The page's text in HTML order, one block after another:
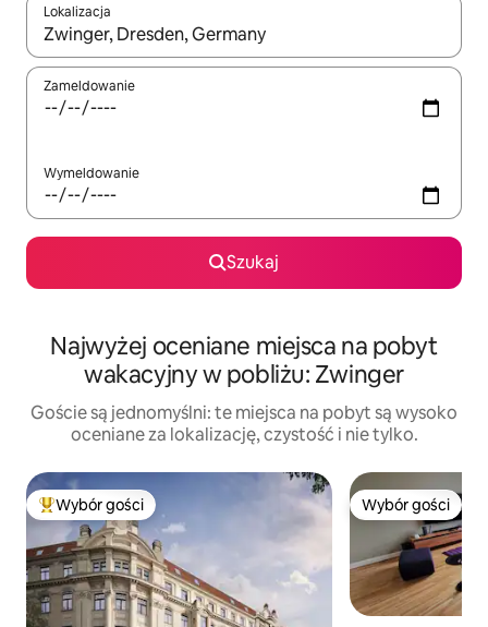
Lokalizacja
Gdy wyniki będą dostępne, możesz poruszać się po nich za
Zameldowanie
Wymeldowanie
Szukaj
Najwyżej oceniane miejsca na pobyt
wakacyjny w pobliżu: Zwinger
Goście są jednomyślni: te miejsca na pobyt są wysoko
oceniane za lokalizację, czystość i nie tylko.
Najpopularniejsze z kategorii Wybór gości
Wybór gości Wybór gości
Wybór gości